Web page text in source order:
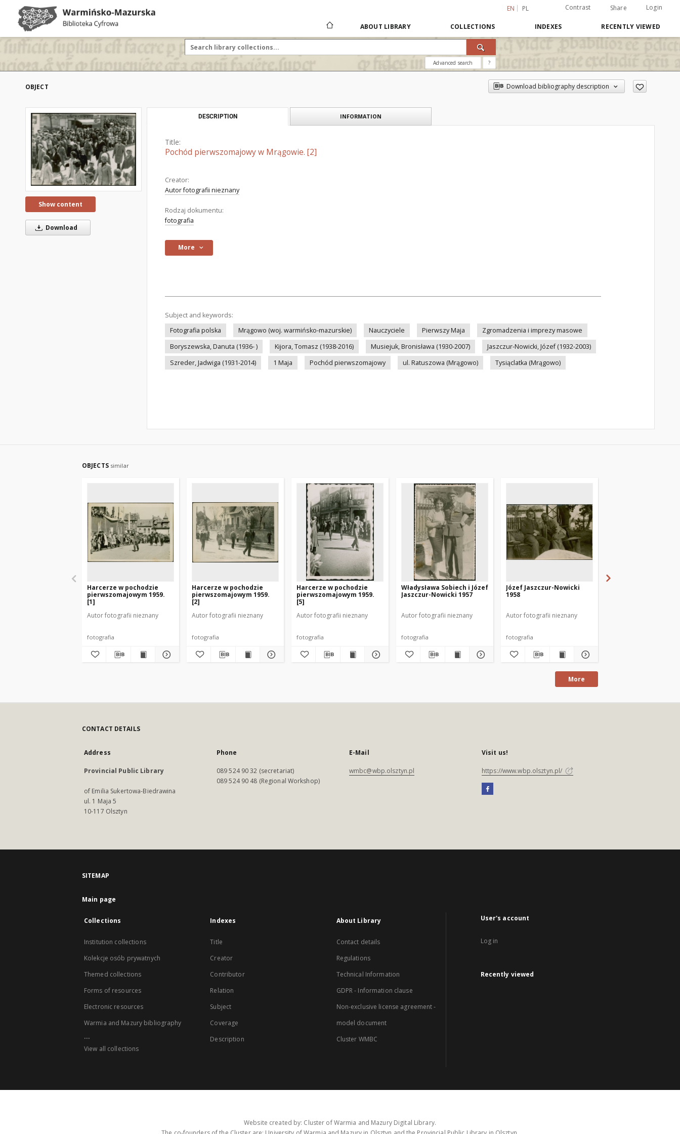
EN PL Contrast Share Login
ABOUT LIBRARY COLLECTIONS INDEXES RECENTLY VIEWED
Advanced search ?
OBJECT Download bibliography description
Show content
Download
DESCRIPTION INFORMATION
Title:
Pochód pierwszomajowy w Mrągowie. [2]
Creator:
Autor fotografii nieznany
Rodzaj dokumentu:
fotografia
More
Subject and keywords:
Fotografia polska
Mrągowo (woj. warmińsko-mazurskie) Nauczyciele Pierwszy Maja
Zgromadzenia i imprezy masowe
Boryszewska, Danuta (1936- )
Kijora, Tomasz (1938-2016) Musiejuk, Bronisława (1930-2007)
Jaszczur-Nowicki, Józef (1932-2003)
Szreder, Jadwiga (1931-2014)
1 Maja Pochód pierwszomajowy ul. Ratuszowa (Mrągowo) Tysiąclatka (Mrągowo)
OBJECTS similar
Harcerze w pochodzie
pierwszomajowym 1959.
[1]
Autor fotografii nieznany
fotografia
Harcerze w pochodzie
pierwszomajowym 1959.
[2]
Autor fotografii nieznany
fotografia
Harcerze w pochodzie
pierwszomajowym 1959.
[5]
Autor fotografii nieznany
fotografia
Władysława Sobiech i Józef
Jaszczur-Nowicki 1957
Autor fotografii nieznany
fotografia
Józef Jaszczur-Nowicki
1958
Autor fotografii nieznany
fotografia
More
CONTACT DETAILS
Address
Provincial Public Library
of Emilia Sukertowa-Biedrawina
ul. 1 Maja 5
10-117 Olsztyn
Phone
089 524 90 32 (secretariat)
089 524 90 48 (Regional Workshop)
E-Mail
wmbc@wbp.olsztyn.pl
Visit us!
https://www.wbp.olsztyn.pl/
SITEMAP
Main page
Collections
Institution collections
Kolekcje osób prywatnych
Themed collections
Forms of resources
Electronic resources
Warmia and Mazury bibliography
...
View all collections
Indexes
Title
Creator
Contributor
Relation
Subject
Coverage
Description
About Library
Contact details
Regulations
Technical Information
GDPR - Information clause
Non-exclusive license agreement -
model document
Cluster WMBC
User's account
Log in
Recently viewed
Website created by: Cluster of Warmia and Mazury Digital Library.